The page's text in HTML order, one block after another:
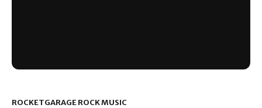
ROCKETGARAGE ROCK MUSIC